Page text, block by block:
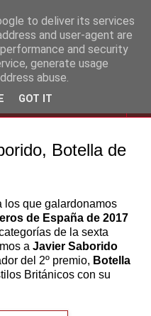
Botella de
los que galardonamos
de España de 2017
de la sexta
a Javier Saborido
del 2º premio, Botella
Británicos con su
to deliver its services
and user-agent are
and security
generate usage
abuse.
GOT IT